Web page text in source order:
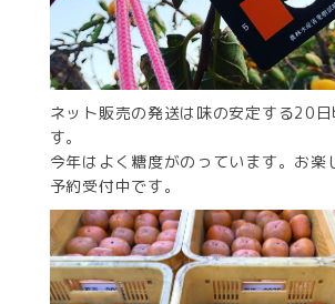
ネット販売の発送は味の安定する20
す。
今年はよく糖度がのっています。お楽
予約受付中です。